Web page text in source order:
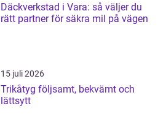
Däckverkstad i Vara: så väljer du
rätt partner för säkra mil på vägen
15 juli 2026
Trikåtyg följsamt, bekvämt och
lättsytt